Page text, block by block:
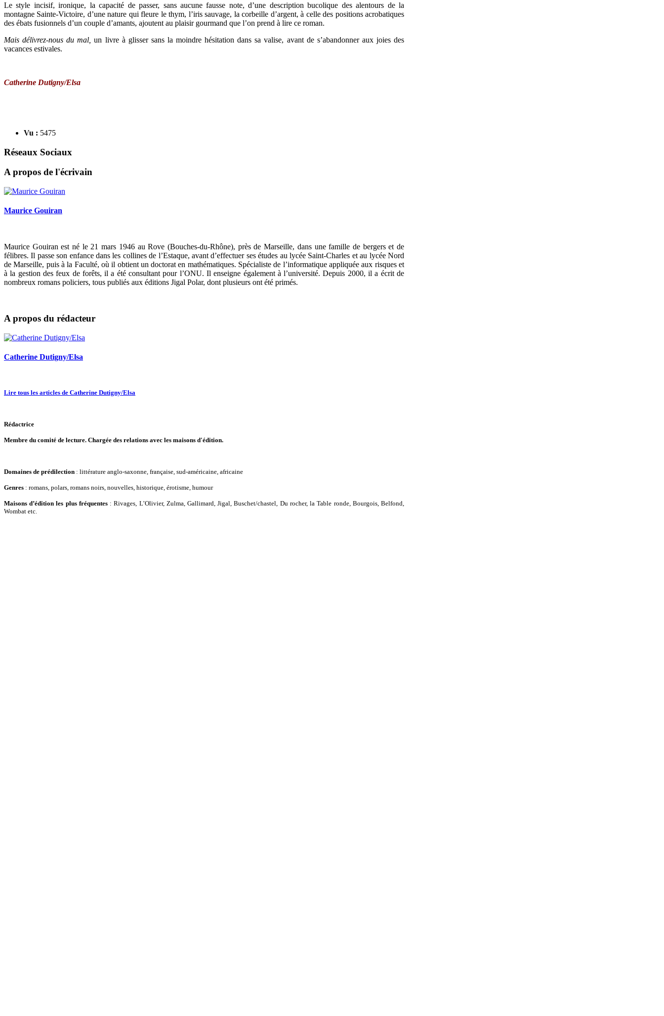
Le style incisif, ironique, la capacité de passer, sans aucune fausse note, d’une description bucolique des alentours de la
montagne Sainte-Victoire, d’une nature qui fleure le thym, l’iris sauvage, la corbeille d’argent, à celle des positions acrobatiques
des ébats fusionnels d’un couple d’amants, ajoutent au plaisir gourmand que l’on prend à lire ce roman.
Mais délivrez-nous du mal, un livre à glisser sans la moindre hésitation dans sa valise, avant de s’abandonner aux joies des
vacances estivales.
Catherine Dutigny/Elsa
Vu : 5475
Réseaux Sociaux
A propos de l'écrivain
Maurice Gouiran
Maurice Gouiran est né le 21 mars 1946 au Rove (Bouches-du-Rhône), près de Marseille, dans une famille de bergers et de
félibres. Il passe son enfance dans les collines de l’Estaque, avant d’effectuer ses études au lycée Saint-Charles et au lycée Nord
de Marseille, puis à la Faculté, où il obtient un doctorat en mathématiques. Spécialiste de l’informatique appliquée aux risques et
à la gestion des feux de forêts, il a été consultant pour l’ONU. Il enseigne également à l’université. Depuis 2000, il a écrit de
nombreux romans policiers, tous publiés aux éditions Jigal Polar, dont plusieurs ont été primés.
A propos du rédacteur
Catherine Dutigny/Elsa
Lire tous les articles de Catherine Dutigny/Elsa
Rédactrice
Membre du comité de lecture. Chargée des relations avec les maisons d'édition.
Domaines de prédilection : littérature anglo-saxonne, française, sud-américaine, africaine
Genres : romans, polars, romans noirs, nouvelles, historique, érotisme, humour
Maisons d’édition les plus fréquentes: Rivages, L’Olivier, Zulma, Gallimard, Jigal, Buschet/chastel, Du rocher, la Table ronde, Bourgois, Belfond,
Wombat etc.